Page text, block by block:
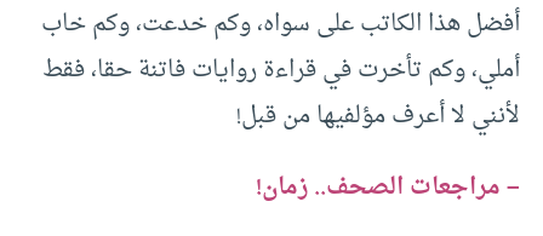
أفضل هذا الكاتب على سواه، وكم خدعت، وكم خاب
أملي، وكم تأخرت في قراءة روايات فاتنة حقا، فقط
لأنني لا أعرف مؤلفيها من قبل!
– مراجعات الصحف.. زمان!